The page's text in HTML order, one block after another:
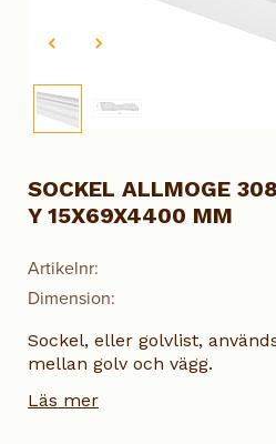
Artikelnr:
Dimension:
SOCKEL ALLMOGE
Y 15X69X4400 MM
Sockel, eller golvlist,
mellan golv och vägg.
Läs mer